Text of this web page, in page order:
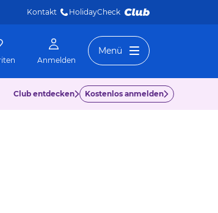
Kontakt HolidayCheck
Anmelden
Menü
Club entdecken Kostenlos anmelden